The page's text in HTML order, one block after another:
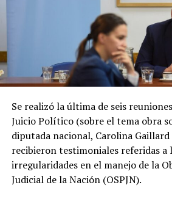
Se realizó la última de seis
Juicio Político (sobre el tema obra
diputada nacional, Carolina Gaillard
recibieron testimoniales referidas a
irregularidades en el manejo de la
Judicial de la Nación (OSPJN).